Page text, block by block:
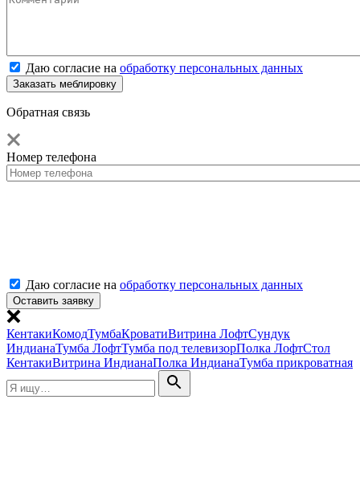
Даю согласие на обработку персональных данных
Обратная связь
Номер телефона
Даю согласие на обработку персональных данных
КентакиКомодТумбаКроватиВитрина ЛофтСундук
ИндианаТумба ЛофтТумба под телевизорПолка ЛофтСтол
КентакиВитрина ИндианаПолка ИндианаТумба прикроватная